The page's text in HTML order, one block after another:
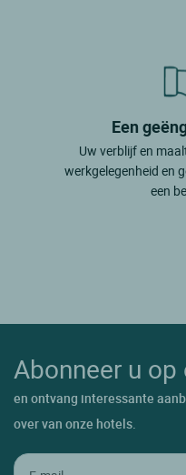
Een
Uw verblijf en
werkgelegenheid en
een
Abonneer u
en ontvang interessante
over van onze hotels.